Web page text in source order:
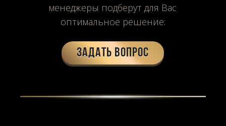
менеджеры подберут для Вас
оптимальное решение:
Задать вопрос